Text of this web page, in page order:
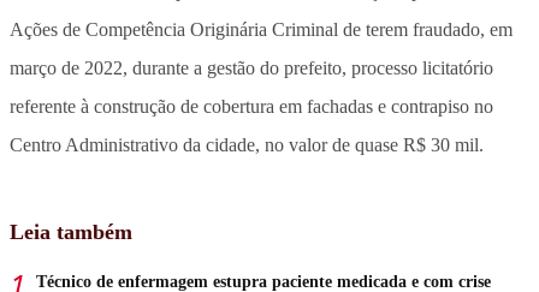
Ações de Competência Originária Criminal de terem fraudado, em
março de 2022, durante a gestão do prefeito, processo licitatório
referente à construção de cobertura em fachadas e contrapiso no
Centro Administrativo da cidade, no valor de quase R$ 30 mil.
Leia também
Técnico de enfermagem estupra paciente medicada e com crise